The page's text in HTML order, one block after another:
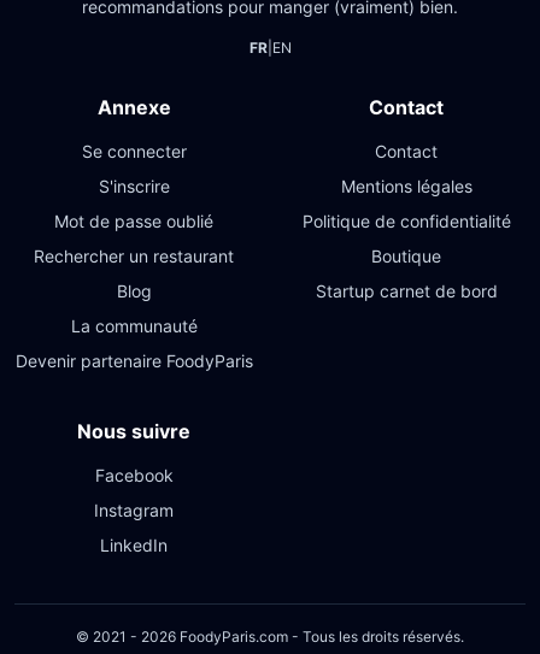
recommandations pour manger (vraiment) bien.
FR| EN
Annexe
Se connecter
S'inscrire
Mot de passe oublié
Rechercher un restaurant
Blog
La communauté
Devenir partenaire FoodyParis
Contact
Contact
Mentions légales
Politique de confidentialité
Boutique
Startup carnet de bord
Nous suivre
Facebook
Instagram
LinkedIn
© 2021 - 2026 FoodyParis.com - Tous les droits réservés.